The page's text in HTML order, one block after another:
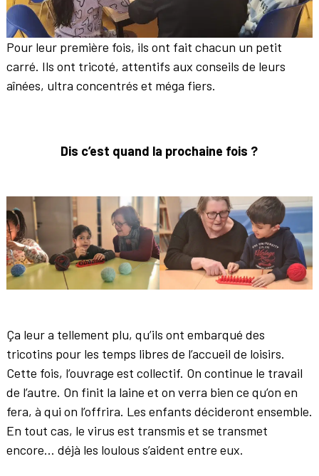
Pour leur première fois, ils ont fait chacun un petit
carré. Ils ont tricoté, attentifs aux conseils de leurs
aînées, ultra concentrés et méga fiers.
Dis c’est quand la prochaine fois ?
Ça leur a tellement plu, qu’ils ont embarqué des
tricotins pour les temps libres de l’accueil de loisirs.
Cette fois, l’ouvrage est collectif. On continue le travail
de l’autre. On finit la laine et on verra bien ce qu’on en
fera, à qui on l’offrira. Les enfants décideront ensemble.
En tout cas, le virus est transmis et se transmet
encore… déjà les loulous s’aident entre eux.